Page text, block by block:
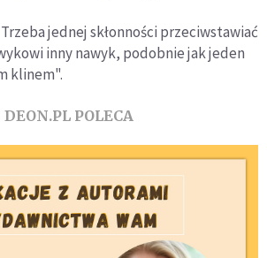
jednej skłonności przeciwstawiać
inny nawyk, podobnie jak jeden
klinem".
DEON.PL POLECA